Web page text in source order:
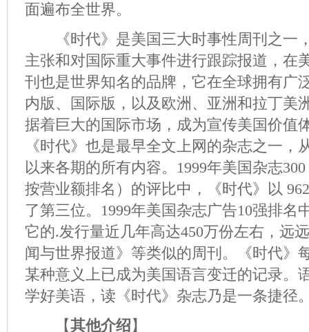
面遍布全世界。
《时代》是美国三大时事性周刊之一
主张和对国际重大事件进行跟踪报道，在
刊也是世界知名的品牌，它在全球拥有广
内版、国际版，以及欧洲、亚洲和拉丁美
据着巨大的国际市场，成为宣传美国价值
《时代》也是最早全文上网的杂志之一，
以来各期的所有内容。1999年美国杂志
按营业额排名）的评比中，《时代》以
了第三位。1999年美国杂志广告10强排名
它的.发行量近几年高达450万份左右，远
闻与世界报道》等类似的周刊。《时代》
某种意义上已成为美国语言变迁的记录。
学好美语，读《时代》杂志乃是一条捷径
【其他介绍】